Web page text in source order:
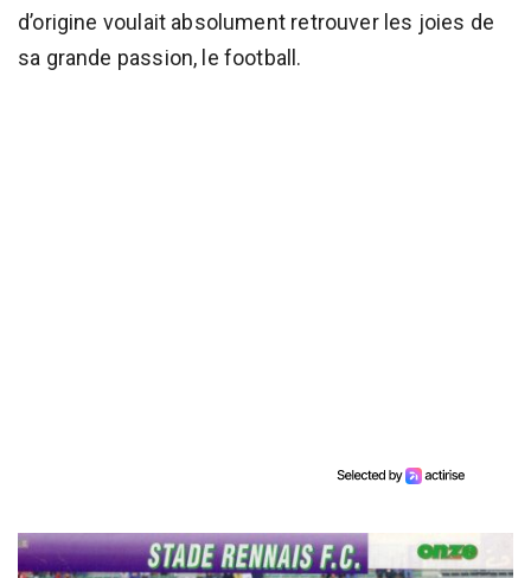
d’origine voulait absolument retrouver les joies de
sa grande passion, le football.